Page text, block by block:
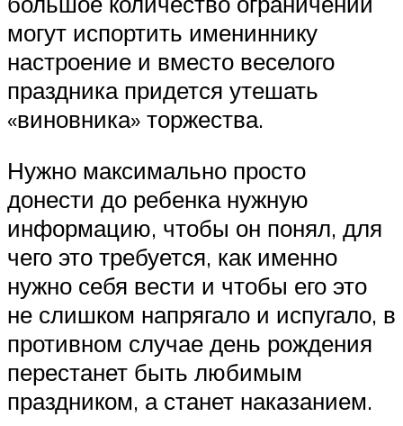
могут испортить имениннику
настроение и вместо веселого
праздника придется утешать
«виновника» торжества.
Нужно максимально просто
донести до ребенка нужную
информацию, чтобы он понял, для
чего это требуется, как именно
нужно себя вести и чтобы его это
не слишком напрягало и испугало, в
противном случае день рождения
перестанет быть любимым
праздником, а станет наказанием.